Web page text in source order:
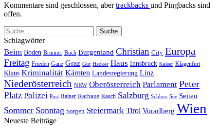
Kommentare sind geschlossen, abertrackbacks und Pingbacks sind
offen.
Schlagwörter
Beim Boden Brunner Buch Burgenland Christian City Europa
Freitag Frieden Ganz Graz Gut Hacker Haus Innsbruck Kaiser Klagenfurt
Klaus Kriminalität Kärnten Landesregierung Linz
Niederösterreich NRW Oberösterreich Parlament Peter
Platz Polizei Post Rainer Rathaus Rauch Salzburg Schloss See Seiten
Sommer Sonntag Sorgen Steiermark Tirol Vorarlberg Wien
Neueste Beiträge